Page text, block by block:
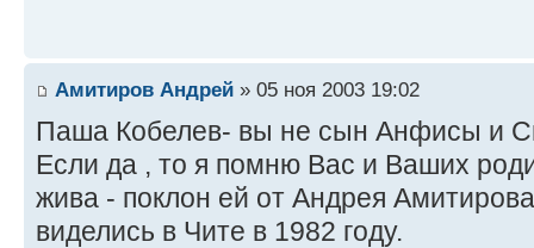
Амитиров Андрей » 05 ноя 2003 19:02
Паша Кобелев- вы не сын Анфисы и
Если да , то я помню Вас и Ваших
жива - поклон ей от Андрея
виделись в Чите в 1982 году.